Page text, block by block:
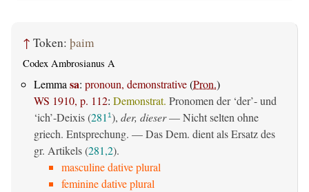
↑ Token: þaim
Codex Ambrosianus A
Lemma sa: pronoun, demonstrative(Pron.)
WS 1910, p. 112: Demonstrat. Pronomen der ‘der’- und
‘ich’-Deixis (281 1), der, dieser— Nicht selten ohne
griech. Entsprechung. — Das Dem. dient als Ersatz des
gr. Artikels (281,2).
masculine dative plural
feminine dative plural